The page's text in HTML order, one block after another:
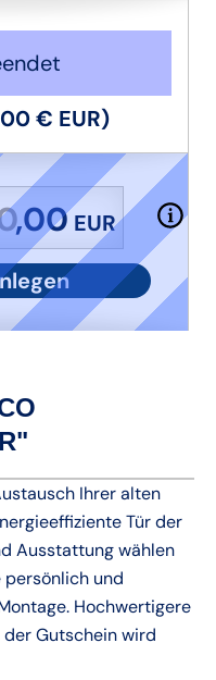
€ EUR)
,00 EUR
Ihrer alten
Tür der
Ausstattung wählen
und
Hochwertigere
Gutschein wird